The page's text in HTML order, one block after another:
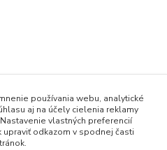
používania webu, analytické
aj na účely cielenia reklamy
vlastných preferencií
odkazom v spodnej časti